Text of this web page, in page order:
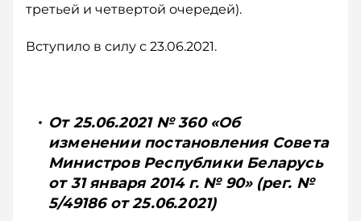
третьей и четвертой очередей).
Вступило в силу с 23.06.2021.
От 25.06.2021 № 360 «Об
изменении постановления Совета
Министров Республики Беларусь
от 31 января 2014 г. № 90» (рег. №
5/49186 от 25.06.2021)